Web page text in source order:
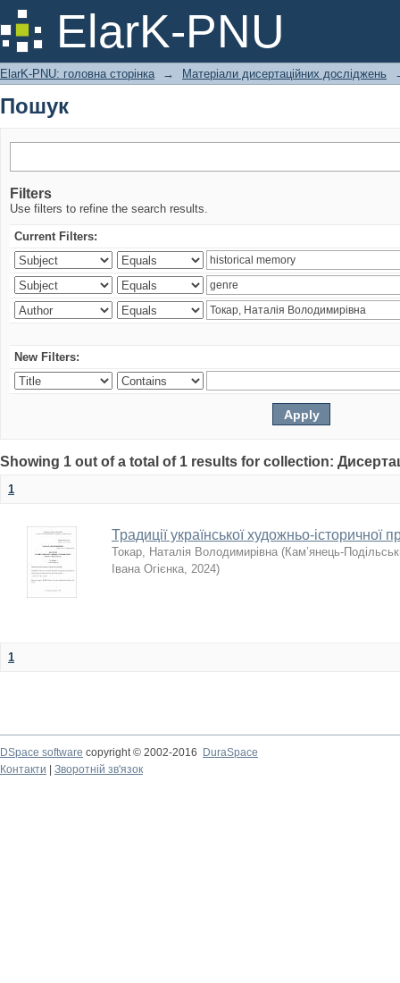
ElarK-PNU
Пошук
ElarK-PNU: головна сторінка → Матеріали дисертаційних досліджень
Пошук
Filters
Use filters to refine the search results.
Current Filters:
New Filters:
Showing 1 out of a total of 1 results for collection:
1
Традиції української художньо-історичної
Токар, Наталія Володимирівна (Кам’янець-
Івана Огієнка, 2024)
1
DSpace software copyright © 2002-2016
DuraSpace
Контакти
Зворотній зв'язок